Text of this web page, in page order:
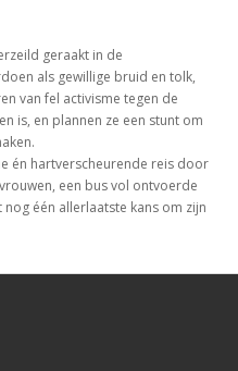
geraakt in de
als gewillige bruid en tolk,
van fel activisme tegen de
is, en plannen ze een stunt om
én hartverscheurende reis door
een bus vol ontvoerde
één allerlaatste kans om zijn